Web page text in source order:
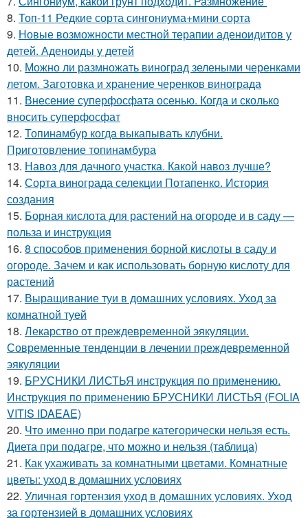
8. Топ-11 Редкие сорта сингониума+мини сорта
9. Новые возможности местной терапии аденоидитов у
детей. Аденоиды у детей
10. Можно ли размножать виноград зелеными черенками
летом. Заготовка и хранение черенков винограда
11. Внесение суперфосфата осенью. Когда и сколько
вносить суперфосфат
12. Топинамбур когда выкапывать клубни.
Приготовление топинамбура
13. Навоз для дачного участка. Какой навоз лучше?
14. Сорта винограда селекции Потапенко. История
создания
15. Борная кислота для растений на огороде и в саду —
польза и инструкция
16. 8 способов применения борной кислоты в саду и
огороде. Зачем и как использовать борную кислоту для
растений
17. Выращивание туи в домашних условиях. Уход за
комнатной туей
18. Лекарство от преждевременной эякуляции.
Современные тенденции в лечении преждевременной
эякуляции
19. БРУСНИКИ ЛИСТЬЯ инструкция по применению.
Инструкция по применению БРУСНИКИ ЛИСТЬЯ (FOLIA
VITIS IDAEAE)
20. Что именно при подагре категорически нельзя есть.
Диета при подагре, что можно и нельзя (таблица)
21. Как ухаживать за комнатными цветами. Комнатные
цветы: уход в домашних условиях
22. Уличная гортензия уход в домашних условиях. Уход
за гортензией в домашних условиях